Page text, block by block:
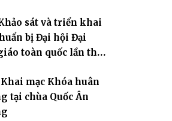
sát và triển khai
bị Đại hội Đại
toàn quốc lần thứ
mạc Khóa huân
tại chùa Quốc Ân